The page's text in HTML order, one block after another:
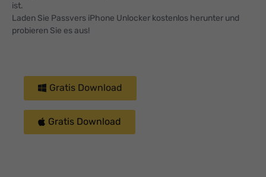
ist.
Laden Sie Passvers iPhone Unlocker kostenlos herunter und
probieren Sie es aus!
Gratis Download
Gratis Download